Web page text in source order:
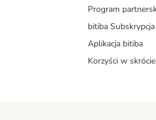
Program
bitiba Subskrypcja
Aplikacja bitiba
Korzyści w skrócie